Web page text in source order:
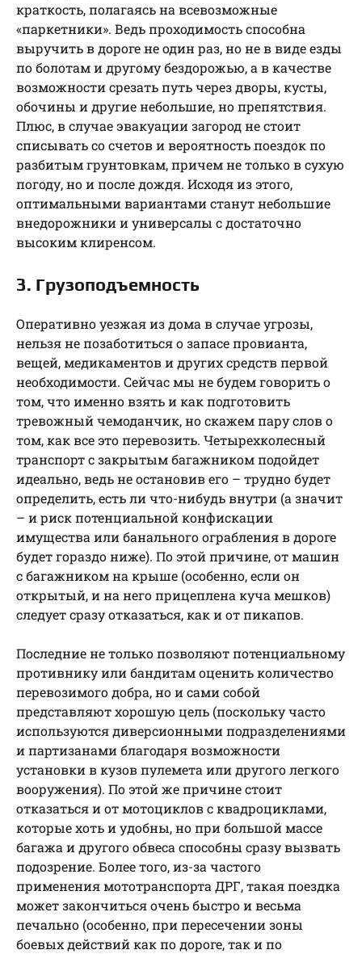
краткость, полагаясь на всевозможные
«паркетники». Ведь проходимость способна
выручить в дороге не один раз, но не в виде езды
по болотам и другому бездорожью, а в качестве
возможности срезать путь через дворы, кусты,
обочины и другие небольшие, но препятствия.
Плюс, в случае эвакуации загород не стоит
списывать со счетов и вероятность поездок по
разбитым грунтовкам, причем не только в сухую
погоду, но и после дождя. Исходя из этого,
оптимальными вариантами станут небольшие
внедорожники и универсалы с достаточно
высоким клиренсом.
3. Грузоподъемность
Оперативно уезжая из дома в случае угрозы,
нельзя не позаботиться о запасе провианта,
вещей, медикаментов и других средств первой
необходимости. Сейчас мы не будем говорить о
том, что именно взять и как подготовить
тревожный чемоданчик, но скажем пару слов о
том, как все это перевозить. Четырехколесный
транспорт с закрытым багажником подойдет
идеально, ведь не остановив его – трудно будет
определить, есть ли что-нибудь внутри (а значит
– и риск потенциальной конфискации
имущества или банального ограбления в дороге
будет гораздо ниже). По этой причине, от машин
с багажником на крыше (особенно, если он
открытый, и на него прицеплена куча мешков)
следует сразу отказаться, как и от пикапов.
Последние не только позволяют потенциальному
противнику или бандитам оценить количество
перевозимого добра, но и сами собой
представляют хорошую цель (поскольку часто
используются диверсионными подразделениями
и партизанами благодаря возможности
установки в кузов пулемета или другого легкого
вооружения). По этой же причине стоит
отказаться и от мотоциклов с квадроциклами,
которые хоть и удобны, но при большой массе
багажа и другого обвеса способны сразу вызвать
подозрение. Более того, из-за частого
применения мототранспорта ДРГ, такая поездка
может закончиться очень быстро и весьма
печально (особенно, при пересечении зоны
боевых действий как по дороге, так и по